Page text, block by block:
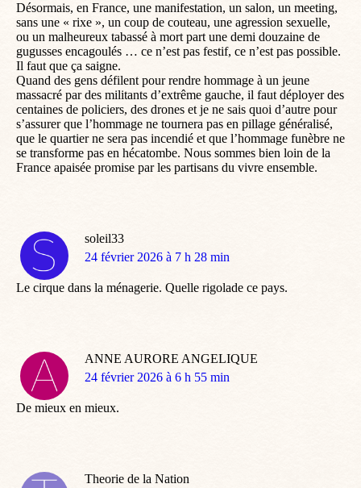
Désormais, en France, une manifestation, un salon, un meeting,
sans une « rixe », un coup de couteau, une agression sexuelle,
ou un malheureux tabassé à mort part une demi douzaine de
gugusses encagoulés … ce n’est pas festif, ce n’est pas possible.
Il faut que ça saigne.
Quand des gens défilent pour rendre hommage à un jeune
massacré par des militants d’extrême gauche, il faut déployer des
centaines de policiers, des drones et je ne sais quoi d’autre pour
s’assurer que l’hommage ne tournera pas en pillage généralisé,
que le quartier ne sera pas incendié et que l’hommage funèbre ne
se transforme pas en hécatombe. Nous sommes bien loin de la
France apaisée promise par les partisans du vivre ensemble.
soleil33
dit
24 février 2026 à 7 h 28 min
Le cirque dans la ménagerie. Quelle rigolade ce pays.
ANNE AURORE ANGELIQUE
dit
24 février 2026 à 6 h 55 min
De mieux en mieux.
Theorie de la Nation